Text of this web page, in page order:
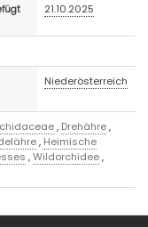
21.10.2025
Niederösterreich
, Drehähre,
, Heimische
,Wildorchidee,